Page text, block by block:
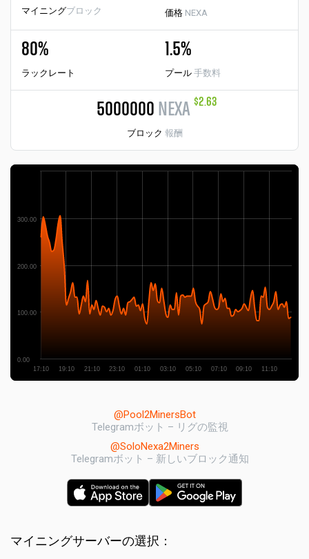
マイニングブロック 価格 NEXA
80%
ラックレート
1.5%
プール 手数料
5000000 NEXA $2.63
ブロック 報酬
17:10 19:10 21:10 23:10 01:10 03:10 05:10 07:10 09:10 11:10
0.00
100.00
200.00
300.00
@Pool2MinersBot
Telegramボット – リグの監視
@SoloNexa2Miners
Telegramボット – 新しいブロック通知
マイニングサーバーの選択：